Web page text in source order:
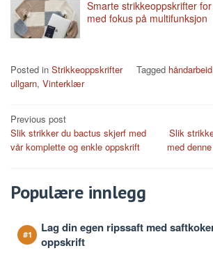
Smarte strikkeoppskrifter
med fokus på multifunksjon
Posted in Strikkeoppskrifter Tagged håndarbeid
ullgarn, Vinterklær
Post
navigation
Previous post
Slik strikker du bactus skjerf med
vår komplette og enkle oppskrift
Slik
med
Populære innlegg
Lag din egen ripssaft med
oppskrift